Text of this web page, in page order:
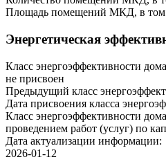
Площадь помещений МКД, в том
Энергетическая
Класс энергоэффективности
не присвоен
Предыдущий класс
Дата присвоения класса
Класс энергоэффективности
проведением работ (услуг) по
Дата актуализации информации:
2026-01-12